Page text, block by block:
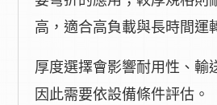
高，適合高負載與長時間運
厚度選擇會影響耐用性、輸
因此需要依設備條件評估。